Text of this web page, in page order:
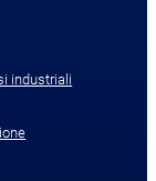
industriali